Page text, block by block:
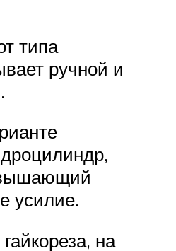
типа
ручной и
усилие.
на